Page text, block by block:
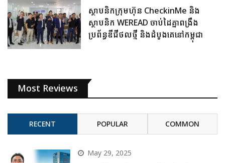
ស្ថាបនិកក្រុមហ៊ុន CheckinMe និង
ស្ថាបនិក WEREAD ចាប់ដៃគ្នាពង្រឹង
ប្រព័ន្ធឌីជីថលថ្មី និងដំបូងគេនៅកម្ពុជា
Most Reviews
RECENT POPULAR COMMON
May 29, 2025